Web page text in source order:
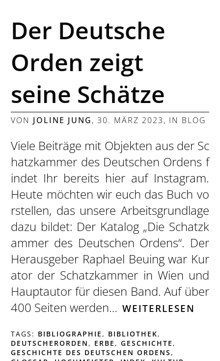
Der Deutsche
Orden zeigt
seine Schätze
VON JOLINE JUNG,30. MÄRZ 2023, IN BLOG
Viele Beiträge mit Objekten aus der Sc
hatzkammer des Deutschen Ordens f
indet Ihr bereits hier auf Instagram.
Heute möchten wir euch das Buch vo
rstellen, das unsere Arbeitsgrundlage
dazu bildet: Der Katalog „Die Schatzk
ammer des Deutschen Ordens“. Der
Herausgeber Raphael Beuing war Kur
ator der Schatzkammer in Wien und
Hauptautor für diesen Band. Auf über
400 Seiten werden… WEITERLESEN
TAGS: BIBLIOGRAPHIE , BIBLIOTHEK,
DEUTSCHERORDEN , ERBE ,GESCHICHTE ,
GESCHICHTE DES DEUTSCHEN ORDENS ,